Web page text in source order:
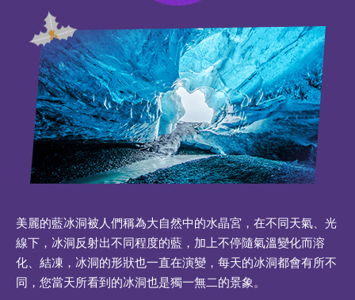
美麗的藍冰洞被人們稱為大自然中的水晶宮，在不同天氣、光
線下，冰洞反射出不同程度的藍，加上不停隨氣溫變化而溶
化、結凍，冰洞的形狀也一直在演變，每天的冰洞都會有所不
同，您當天所看到的冰洞也是獨一無二的景象。